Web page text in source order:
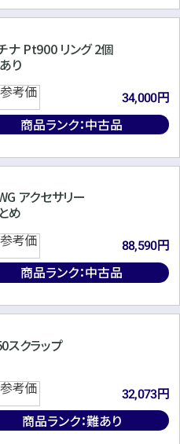
Pt900×K18×ダイヤモンドリ
ング D0.21ct
買取参考価格 538,400
宝石・ジュエリー
輪）
店舗買取
Pt900×アレキサンドライト×
ダイヤモンドリング A1.22ct
MD0.65ct
ナ Pt900 リング 2個
り
考価
34,000円
商品ランク：中古品
アクセサリー
め
考価
88,590円
商品ランク：中古品
スクラップ
考価 32,073円
商品ランク：難あり